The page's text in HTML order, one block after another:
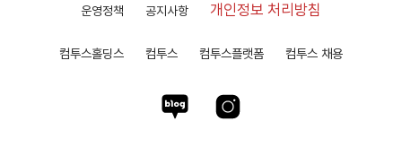
운영정책 공지사항 개인정보 처리방침
컴투스홀딩스 컴투스 컴투스플랫폼 컴투스 채용